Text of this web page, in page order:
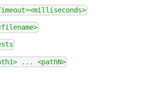
... <pathN>